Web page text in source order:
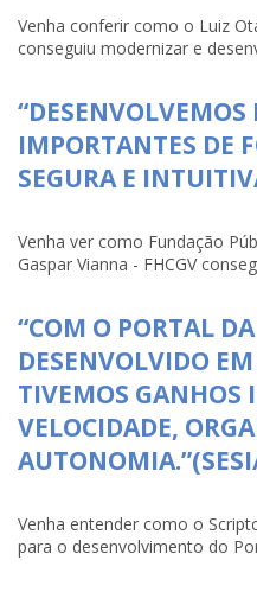
Venha conferir como o Luiz
conseguiu modernizar e
“DESENVOLVEMOS
IMPORTANTES DE
SEGURA E
Venha ver como Fundação
Gaspar Vianna - FHCGV
“COM O PORTAL
DESENVOLVIDO
TIVEMOS GANHOS
VELOCIDADE,
Venha entender como o
para o desenvolvimento do